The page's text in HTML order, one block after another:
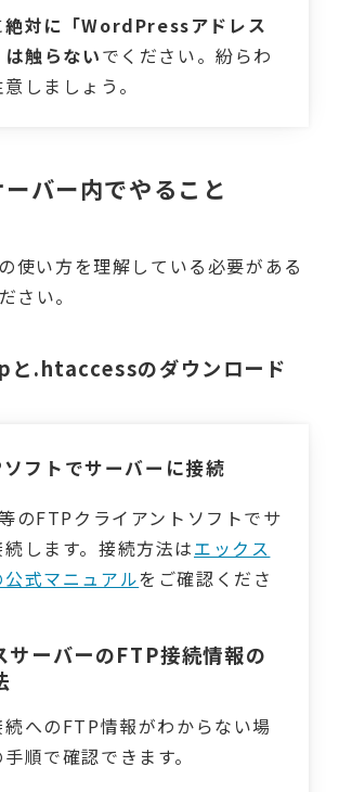
絶対に「WordPressアドレス
は触らないでください。紛らわ
しましょう。
バー内でやること
使い方を理解している必要がある
さい。
.htaccessのダウンロード
フトでサーバーに接続
FTPクライアントソフトでサ
します。接続方法はエックス
式マニュアルをご確認くださ
サーバーのFTP接続情報の
へのFTP情報がわからない場
順で確認できます。